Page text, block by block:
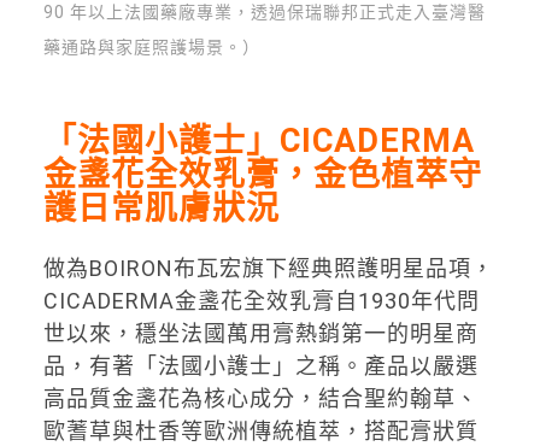
90 年以上法國藥廠專業，透過保瑞聯邦正式走入臺灣醫
藥通路與家庭照護場景。）
「法國小護士」CICADERMA
金盞花全效乳膏，金色植萃守
護日常肌膚狀況
做為BOIRON布瓦宏旗下經典照護明星品項，
CICADERMA金盞花全效乳膏自1930年代問
世以來，穩坐法國萬用膏熱銷第一的明星商
品，有著「法國小護士」之稱。產品以嚴選
高品質金盞花為核心成分，結合聖約翰草、
歐蓍草與杜香等歐洲傳統植萃，搭配膏狀質